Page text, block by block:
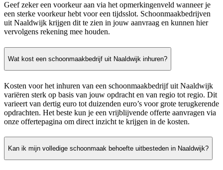
Geef zeker een voorkeur aan via het opmerkingenveld wanneer je
een sterke voorkeur hebt voor een tijdsslot. Schoonmaakbedrijven
uit Naaldwijk krijgen dit te zien in jouw aanvraag en kunnen hier
vervolgens rekening mee houden.
Wat kost een schoonmaakbedrijf uit Naaldwijk inhuren?
Kosten voor het inhuren van een schoonmaakbedrijf uit Naaldwijk
variëren sterk op basis van jouw opdracht en van regio tot regio. Dit
varieert van dertig euro tot duizenden euro’s voor grote terugkerende
opdrachten. Het beste kun je een vrijblijvende offerte aanvragen via
onze offertepagina om direct inzicht te krijgen in de kosten.
Kan ik mijn volledige schoonmaak behoefte uitbesteden in Naaldwijk?